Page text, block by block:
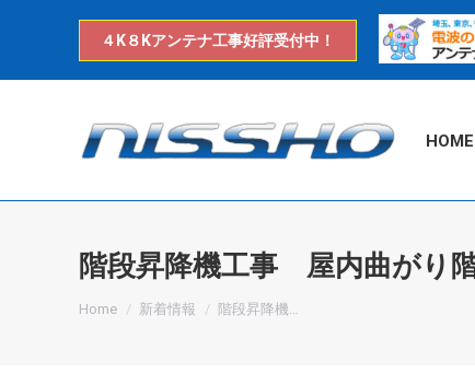
４K８Kアンテナ工事好評受付中！
HOME
階段昇降機工事 屋内曲がり階
You are here:
Home 新着情報 階段昇降機…